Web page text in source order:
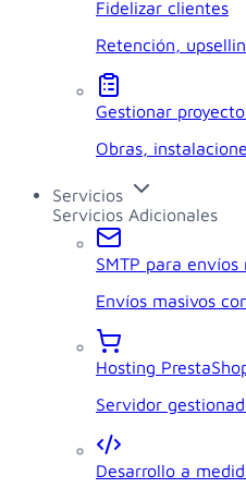
Fidelizar clientes
Retención,
Gestionar
Obras,
Servicios
Servicios Adicionales
SMTP para envíos
Envíos masivos
Hosting
Servidor
Desarrollo a